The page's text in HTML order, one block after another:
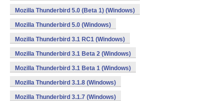
Mozilla Thunderbird 5.0 (Beta 1) (Windows)
Mozilla Thunderbird 5.0 (Windows)
Mozilla Thunderbird 3.1 RC1 (Windows)
Mozilla Thunderbird 3.1 Beta 2 (Windows)
Mozilla Thunderbird 3.1 Beta 1 (Windows)
Mozilla Thunderbird 3.1.8 (Windows)
Mozilla Thunderbird 3.1.7 (Windows)